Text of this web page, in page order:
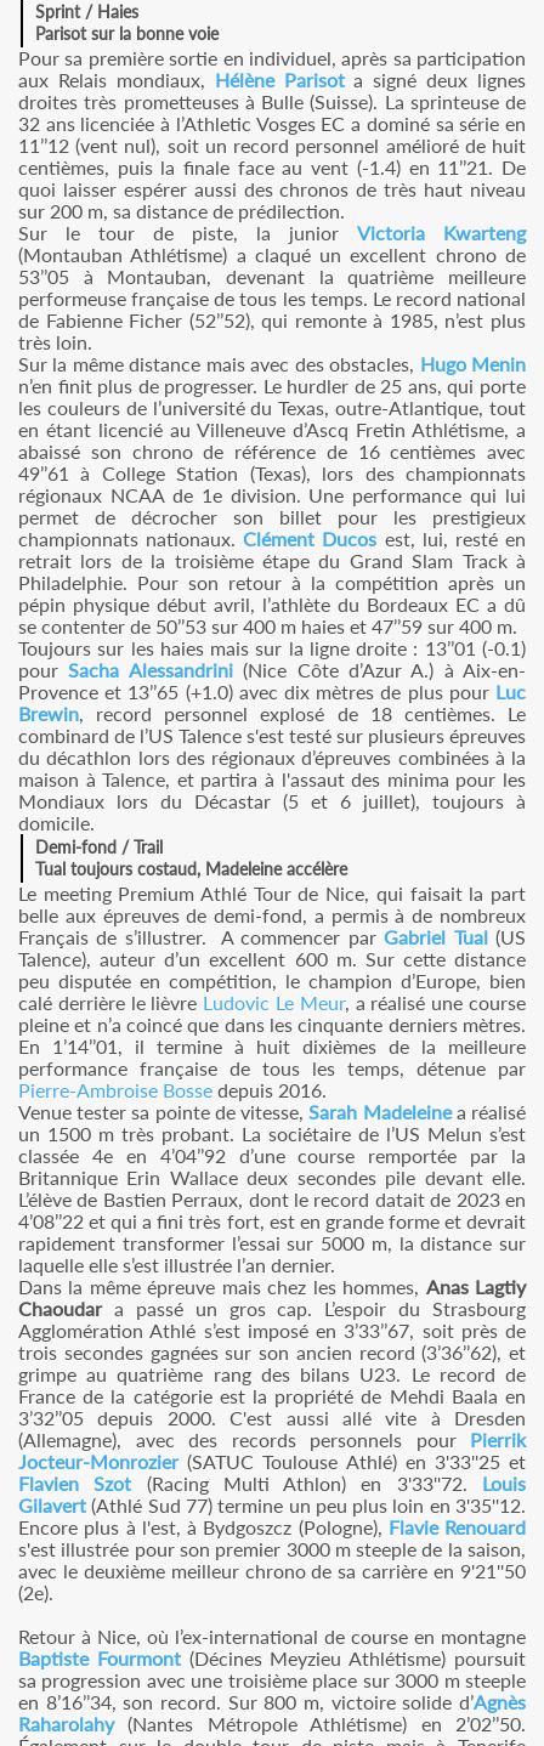
Sprint / Haies
Parisot sur la bonne voie
Pour sa première sortie en individuel, après sa participation
aux Relais mondiaux, Hélène Parisota signé deux lignes
droites très prometteuses à Bulle (Suisse). La sprinteuse de
32 ans licenciée à l’Athletic Vosges EC a dominé sa série en
11’’12 (vent nul), soit un record personnel amélioré de huit
centièmes, puis la finale face au vent (-1.4) en 11’’21. De
quoi laisser espérer aussi des chronos de très haut niveau
sur 200 m, sa distance de prédilection.
Sur le tour de piste, la junior Victoria Kwarteng
(Montauban Athlétisme) a claqué un excellent chrono de
53’’05 à Montauban, devenant la quatrième meilleure
performeuse française de tous les temps. Le record national
de Fabienne Ficher (52’’52), qui remonte à 1985, n’est plus
très loin.
Sur la même distance mais avec des obstacles, Hugo Menin
n’en finit plus de progresser. Le hurdler de 25 ans, qui porte
les couleurs de l’université du Texas, outre-Atlantique, tout
en étant licencié au Villeneuve d’Ascq Fretin Athlétisme, a
abaissé son chrono de référence de 16 centièmes avec
49’’61 à College Station (Texas), lors des championnats
régionaux NCAA de 1e division. Une performance qui lui
permet de décrocher son billet pour les prestigieux
championnats nationaux.Clément Ducos est, lui, resté en
retrait lors de la troisième étape du Grand Slam Track à
Philadelphie. Pour son retour à la compétition après un
pépin physique début avril, l’athlète du Bordeaux EC a dû
se contenter de 50’’53 sur 400 m haies et 47’’59 sur 400 m.
Toujours sur les haies mais sur la ligne droite : 13’’01 (-0.1)
pourSacha Alessandrini(Nice Côte d’Azur A.) à Aix-en-
Provence et 13’’65 (+1.0) avec dix mètres de plus pour Luc
Brewin, record personnel explosé de 18 centièmes. Le
combinard de l’US Talence s'est testé sur plusieurs épreuves
du décathlon lors des régionaux d’épreuves combinées à la
maison à Talence, et partira à l'assaut des minima pour les
Mondiaux lors du Décastar (5 et 6 juillet), toujours à
domicile.
Demi-fond / Trail
Tual toujours costaud, Madeleine accélère
Le meeting Premium Athlé Tour de Nice, qui faisait la part
belle aux épreuves de demi-fond, a permis à de nombreux
Français de s’illustrer. A commencer parGabriel Tual(US
Talence), auteur d’un excellent 600 m. Sur cette distance
peu disputée en compétition, le champion d’Europe, bien
calé derrière le lièvre Ludovic Le Meur, a réalisé une course
pleine et n’a coincé que dans les cinquante derniers mètres.
En 1’14’’01, il termine à huit dixièmes de la meilleure
performance française de tous les temps, détenue par
Pierre-Ambroise Bosse depuis 2016.
Venue tester sa pointe de vitesse,Sarah Madeleinea réalisé
un 1500 m très probant. La sociétaire de l’US Melun s’est
classée 4e en 4’04’’92 d’une course remportée par la
Britannique Erin Wallace deux secondes pile devant elle.
L’élève de Bastien Perraux, dont le record datait de 2023 en
4’08’’22 et qui a fini très fort, est en grande forme et devrait
rapidement transformer l’essai sur 5000 m, la distance sur
laquelle elle s’est illustrée l’an dernier.
Dans la même épreuve mais chez les hommes, Anas Lagtiy
Chaoudara passé un gros cap. L’espoir du Strasbourg
Agglomération Athlé s’est imposé en 3’33’’67, soit près de
trois secondes gagnées sur son ancien record (3’36’’62), et
grimpe au quatrième rang des bilans U23. Le record de
France de la catégorie est la propriété de Mehdi Baala en
3’32’’05 depuis 2000. C'est aussi allé vite à Dresden
(Allemagne), avec des records personnels pour Pierrik
Jocteur-Monrozier(SATUC Toulouse Athlé) en 3'33''25 et
Flavien Szot (Racing Multi Athlon) en 3'33''72. Louis
Gilavert (Athlé Sud 77) termine un peu plus loin en 3'35''12.
Encore plus à l'est, à Bydgoszcz (Pologne), Flavie Renouard
s'est illustrée pour son premier 3000 m steeple de la saison,
avec le deuxième meilleur chrono de sa carrière en 9'21''50
(2e).
Retour à Nice, où l’ex-international de course en montagne
Baptiste Fourmont(Décines Meyzieu Athlétisme) poursuit
sa progression avec une troisième place sur 3000 m steeple
en 8’16’’34, son record. Sur 800 m, victoire solide d’Agnès
Raharolahy(Nantes Métropole Athlétisme) en 2’02’’50.